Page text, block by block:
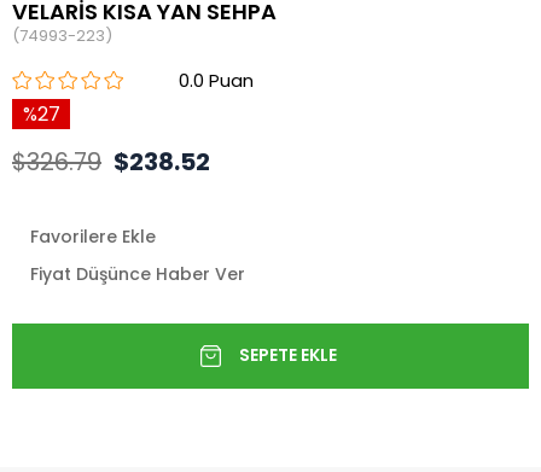
VELARİS KISA YAN SEHPA
(74993-223)
0.0
27
$326.79 $238.52
Favorilere Ekle
Fiyat Düşünce Haber Ver